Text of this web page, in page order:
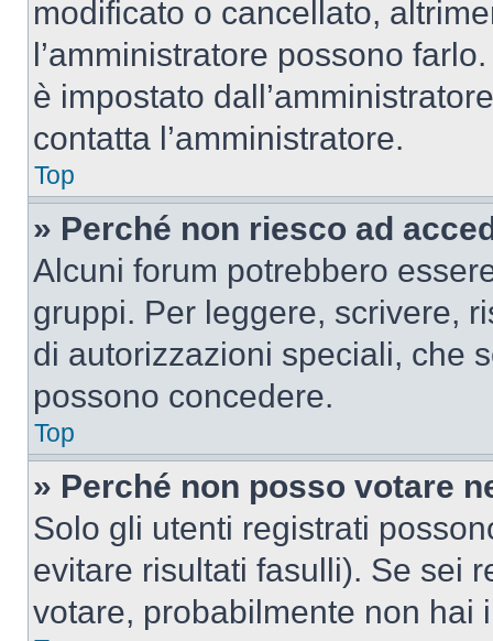
modificato o cancellato,
l’amministratore possono
è impostato
contatta l’amministratore.
Top
» Perché non riesco ad
Alcuni forum potrebbero
gruppi. Per leggere, scrivere,
di autorizzazioni speciali, che
possono concedere.
Top
» Perché non posso votare
Solo gli utenti registrati
evitare risultati fasulli). Se sei
votare, probabilmente non hai